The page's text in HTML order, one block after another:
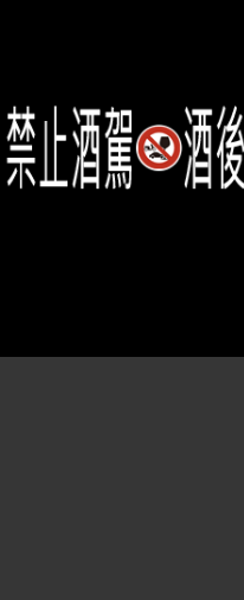
會員中心
客服電話 (02)2331-6080